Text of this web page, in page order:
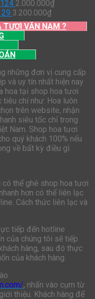
2.000.000₫
29 3.200.000₫
TƯƠI VĂN NAM ?
những đơn vị cung cấp
và uy tín nhất hiện nay
hoa tại shop hoa tươi
chí như: Hoa luôn
trên website, nhận
siêu tốc chỉ trong
Nam. Shop hoa tươi
quý khách 100% nếu
về bất kỳ điều gì.
có thể ghé shop hoa tươi
hơn có thể liên lạc
Cách thức liên lạc và
tiếp đến hotline
của chúng tôi sẽ tiếp
hàng, sau đó thực
của khách hàng.
, nhấn vào cụm từ
thiệu. Khách hàng để